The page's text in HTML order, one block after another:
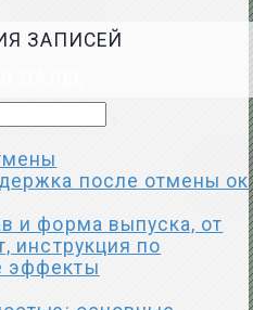
ЗАПИСЕЙ
после отмены ок
и форма выпуска, от
инструкция по
эффекты